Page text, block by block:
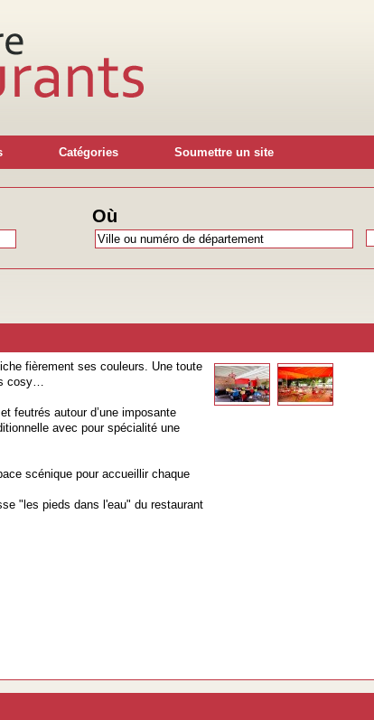
Catégories Soumettre un site
Où
fièrement ses couleurs. Une toute
cosy…
feutrés autour d’une imposante
avec pour spécialité une
scénique pour accueillir chaque
"les pieds dans l'eau" du restaurant